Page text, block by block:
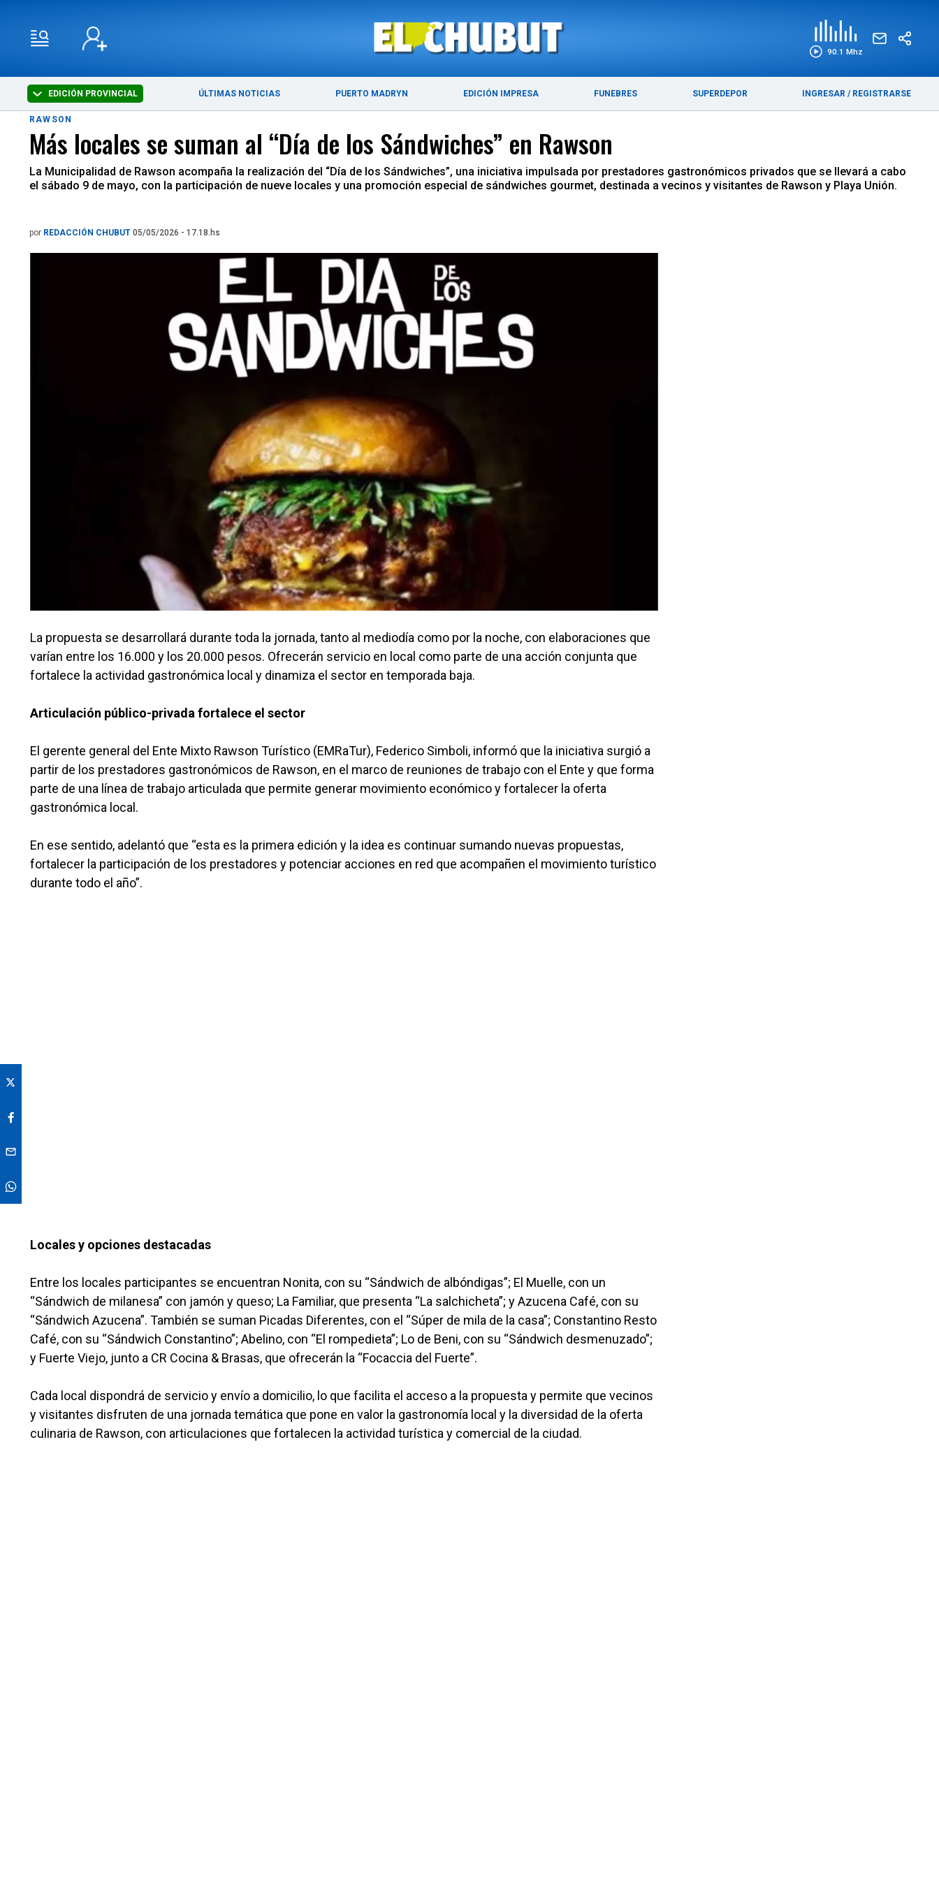
90.1 Mhz
EDICIÓN PROVINCIAL ÚLTIMAS NOTICIAS PUERTO MADRYN EDICIÓN IMPRESA FUNEBRES SUPERDEPOR INGRESAR / REGISTRARSE
ÚLTIMAS NOTICIAS PUERTO MADRYN
RAWSON
Más locales se suman al “Día de los Sándwiches” en Rawson
La Municipalidad de Rawson acompaña la realización del “Día de los Sándwiches”, una iniciativa impulsada por prestadores gastronómicos privados que se llevará a cabo
el sábado 9 de mayo, con la participación de nueve locales y una promoción especial de sándwiches gourmet, destinada a vecinos y visitantes de Rawson y Playa Unión.
por REDACCIÓN CHUBUT 05/05/2026 - 17.18.hs
La propuesta se desarrollará durante toda la jornada, tanto al mediodía como por la noche, con elaboraciones que
varían entre los 16.000 y los 20.000 pesos. Ofrecerán servicio en local como parte de una acción conjunta que
fortalece la actividad gastronómica local y dinamiza el sector en temporada baja.
Articulación público-privada fortalece el sector
El gerente general del Ente Mixto Rawson Turístico (EMRaTur), Federico Simboli, informó que la iniciativa surgió a
partir de los prestadores gastronómicos de Rawson, en el marco de reuniones de trabajo con el Ente y que forma
parte de una línea de trabajo articulada que permite generar movimiento económico y fortalecer la oferta
gastronómica local.
En ese sentido, adelantó que “esta es la primera edición y la idea es continuar sumando nuevas propuestas,
fortalecer la participación de los prestadores y potenciar acciones en red que acompañen el movimiento turístico
durante todo el año”.
Locales y opciones destacadas
Entre los locales participantes se encuentran Nonita, con su “Sándwich de albóndigas”; El Muelle, con un
“Sándwich de milanesa” con jamón y queso; La Familiar, que presenta “La salchicheta”; y Azucena Café, con su
“Sándwich Azucena”. También se suman Picadas Diferentes, con el “Súper de mila de la casa”; Constantino Resto
Café, con su “Sándwich Constantino”; Abelino, con “El rompedieta”; Lo de Beni, con su “Sándwich desmenuzado”;
y Fuerte Viejo, junto a CR Cocina & Brasas, que ofrecerán la “Focaccia del Fuerte”.
Cada local dispondrá de servicio y envío a domicilio, lo que facilita el acceso a la propuesta y permite que vecinos
y visitantes disfruten de una jornada temática que pone en valor la gastronomía local y la diversidad de la oferta
culinaria de Rawson, con articulaciones que fortalecen la actividad turística y comercial de la ciudad.